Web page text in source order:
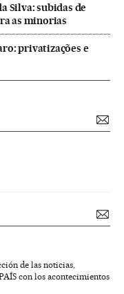
Silva: subidas de
as minorias
privatizações e
de las noticias,
con los acontecimientos